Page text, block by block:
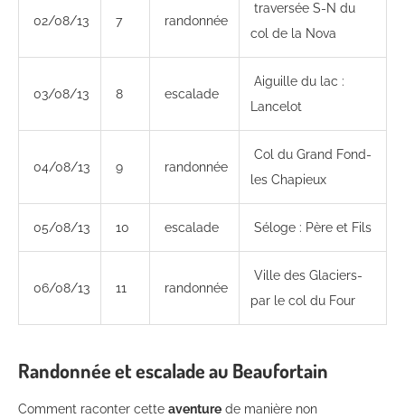
02/08/13 7 randonnée
traversée S-N du
col de la Nova
03/08/13 8 escalade
Aiguille du lac :
Lancelot
04/08/13 9 randonnée
Col du Grand Fond-
les Chapieux
05/08/13 10 escalade Séloge : Père et Fils
06/08/13 11 randonnée
Ville des Glaciers-
par le col du Four
Randonnée et escalade au Beaufortain
Comment raconter cette aventure de manière non